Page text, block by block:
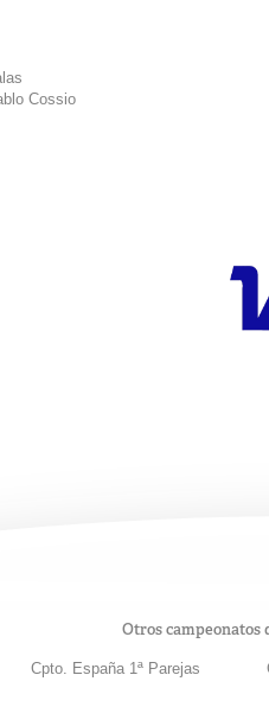
Cossio
Otros campeonatos
Cpto. España 1ª Parejas